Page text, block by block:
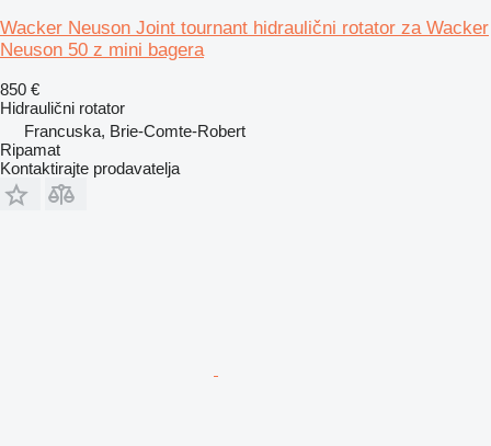
Wacker Neuson Joint tournant hidraulični rotator za Wacker
Neuson 50 z mini bagera
850 €
Hidraulični rotator
Francuska, Brie-Comte-Robert
Ripamat
Kontaktirajte prodavatelja